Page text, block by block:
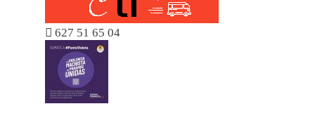
 627 51 65 04